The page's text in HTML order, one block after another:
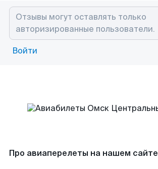
Войти
Про авиаперелеты на нашем сайте